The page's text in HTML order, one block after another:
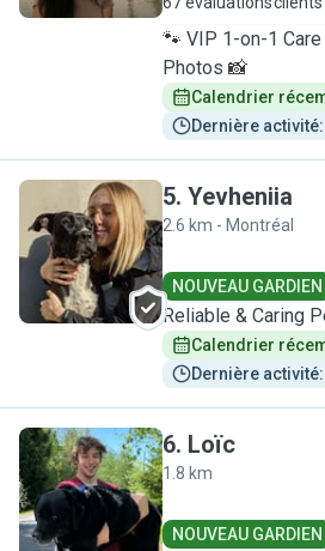
🐾 VIP 1-on-1
Photos 📸
Calendrier
Dernière
Y
5. Yevheniia
2.6 km - Montréal
NOUVEAU GARDIEN
Reliable & Caring
Calendrier
Dernière
L
6. Loïc
1.8 km
NOUVEAU GARDIEN